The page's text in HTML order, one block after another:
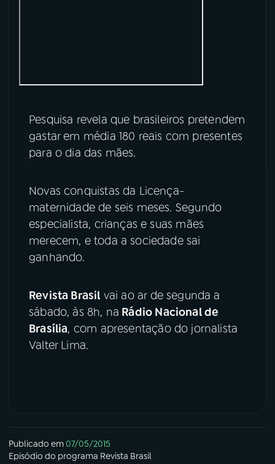
Pesquisa revela que brasileiros pretendem
gastar em média 180 reais com presentes
para o dia das mães.
Novas conquistas da Licença-
maternidade de seis meses. Segundo
especialista, crianças e suas mães
merecem, e toda a sociedade sai
ganhando.
Revista Brasil vai ao ar de segunda a
sábado, às 8h, na Rádio Nacional de
Brasília, com apresentação do jornalista
Valter Lima.
Publicado em07/05/2015
Episódio do programa Revista Brasil